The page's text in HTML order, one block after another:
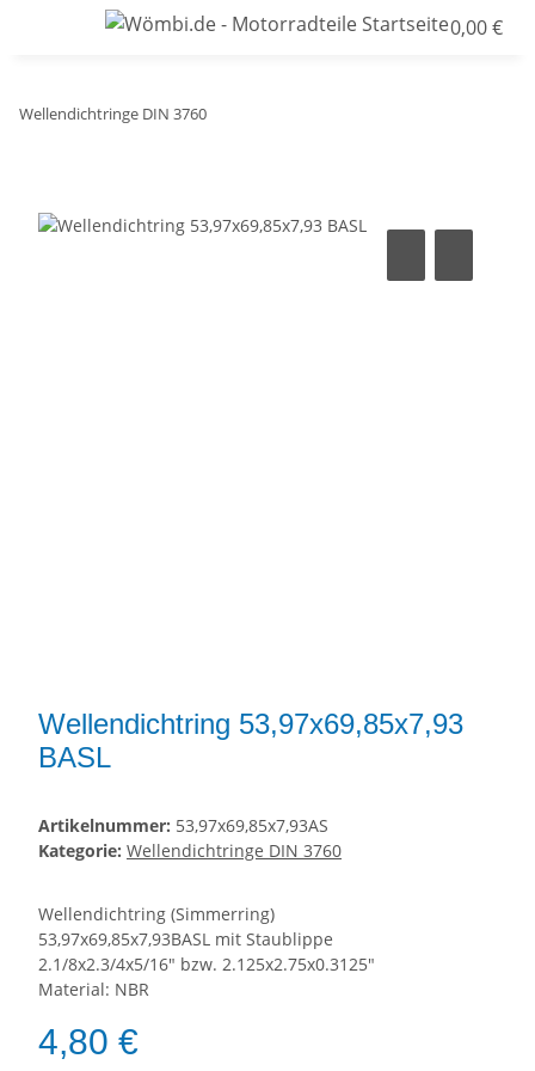
0,00 €
Wellendichtringe DIN 3760
Wellendichtring 53,97x69,85x7,93
BASL
Artikelnummer: 53,97x69,85x7,93AS
Kategorie: Wellendichtringe DIN 3760
Wellendichtring (Simmerring)
53,97x69,85x7,93BASL mit Staublippe
2.1/8x2.3/4x5/16" bzw. 2.125x2.75x0.3125"
Material: NBR
4,80 €